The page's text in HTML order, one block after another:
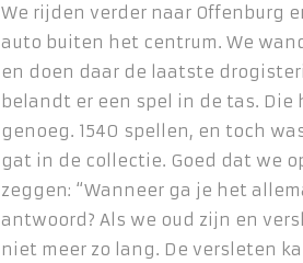
We rijden verder naar Offenburg
auto buiten het centrum. We
en doen daar de laatste
belandt er een spel in de tas.
genoeg. 1540 spellen, en toch
gat in de collectie. Goed dat we
zeggen: “Wanneer ga je het
antwoord? Als we oud zijn en
niet meer zo lang. De versleten